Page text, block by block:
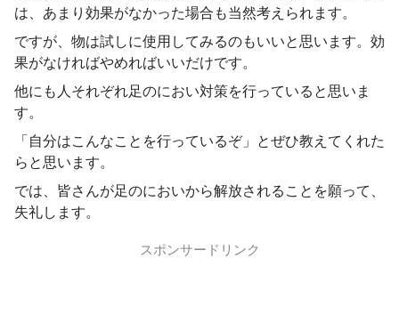
は、あまり効果がなかった場合も当然考えられます。
ですが、物は試しに使用してみるのもいいと思います。効
果がなければやめればいいだけです。
他にも人それぞれ足のにおい対策を行っていると思いま
す。
「自分はこんなことを行っているぞ」とぜひ教えてくれた
らと思います。
では、皆さんが足のにおいから解放されることを願って、
失礼します。
スポンサードリンク